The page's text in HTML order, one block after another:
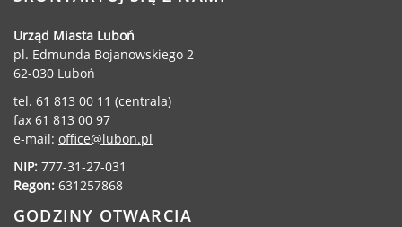
Przemysłu Rolno-Spożywczego w
Szreniawie
PTTK
Urząd Skarbowy
Państwowe Gospodarstwo Wodne
Wody Polskie
Urząd Miasta Luboń
pl. Edmunda Bojanowskiego 2
62-030 Luboń
tel. 61 813 00 11 (centrala)
fax 61 813 00 97
e-mail: office@lubon.pl
NIP: 777-31-27-031
Regon: 631257868
GODZINY OTWARCIA